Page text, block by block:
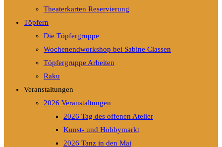
Theaterkarten Reservierung
Töpfern
Die Töpfergruppe
Wochenendworkshop bei Sabine Classen
Töpfergruppe Arbeiten
Raku
Veranstaltungen
2026 Veranstaltungen
2026 Tag des offenen Atelier
Kunst- und Hobbymarkt
2026 Tanz in den Mai